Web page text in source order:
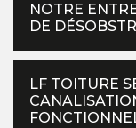
NOTRE
DE
LF TOITURE